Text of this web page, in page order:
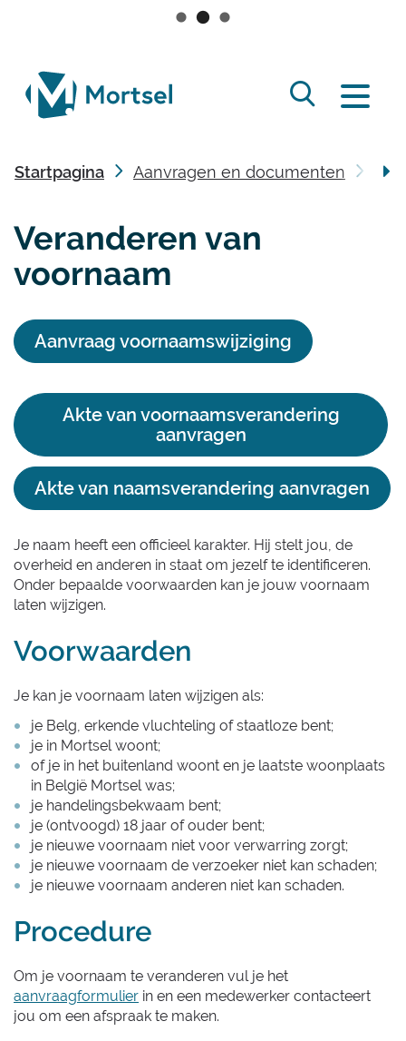
lokaal
bestuur
Mortsel
/
verbergen
Startpagina Aanvragen en documenten
Veranderen van
voornaam
Aanvraag voornaamswijziging
Akte van voornaamsverandering
aanvragen
Akte van naamsverandering aanvragen
Inhoud
Je naam heeft een officieel karakter. Hij stelt jou, de
overheid en anderen in staat om jezelf te identificeren.
Onder bepaalde voorwaarden kan je jouw voornaam
laten wijzigen.
Voorwaarden
Je kan je voornaam laten wijzigen als:
je Belg, erkende vluchteling of staatloze bent;
je in Mortsel woont;
of je in het buitenland woont en je laatste woonplaats
in België Mortsel was;
je handelingsbekwaam bent;
je (ontvoogd) 18 jaar of ouder bent;
je nieuwe voornaam niet voor verwarring zorgt;
je nieuwe voornaam de verzoeker niet kan schaden;
je nieuwe voornaam anderen niet kan schaden.
Procedure
Om je voornaam te veranderen vul je het
aanvraagformulier in en een medewerker contacteert
jou om een afspraak te maken.